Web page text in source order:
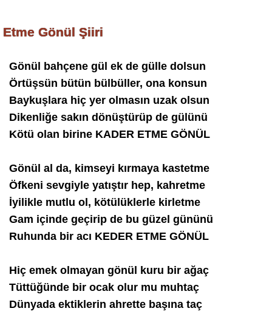
Etme Gönül Şiiri
Gönül bahçene gül ek de gülle dolsun
Örtüşsün bütün bülbüller, ona konsun
Baykuşlara hiç yer olmasın uzak olsun
Dikenliğe sakın dönüştürüp de gülünü
Kötü olan birine KADER ETME GÖNÜL
Gönül al da, kimseyi kırmaya kastetme
Öfkeni sevgiyle yatıştır hep, kahretme
İyilikle mutlu ol, kötülüklerle kirletme
Gam içinde geçirip de bu güzel gününü
Ruhunda bir acı KEDER ETME GÖNÜL
Hiç emek olmayan gönül kuru bir ağaç
Tüttüğünde bir ocak olur mu muhtaç
Dünyada ektiklerin ahrette başına taç